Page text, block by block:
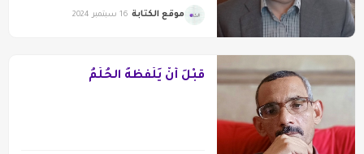
موقع الكتابة 16 سبتمبر 2024
قَبْلَ أَنْ يَلْفظَهُ الحُلْمُ